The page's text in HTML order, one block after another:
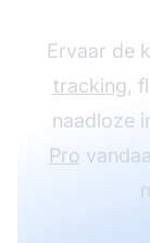
Ervaar de
tracking,
naadloze
Pro